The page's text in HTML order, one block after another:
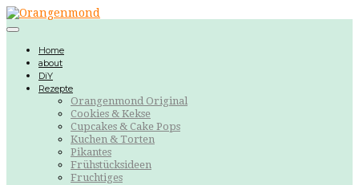
Home
about
DiY
Rezepte
Orangenmond Original
Cookies & Kekse
Cupcakes & Cake Pops
Kuchen & Torten
Pikantes
Frühstücksideen
Fruchtiges